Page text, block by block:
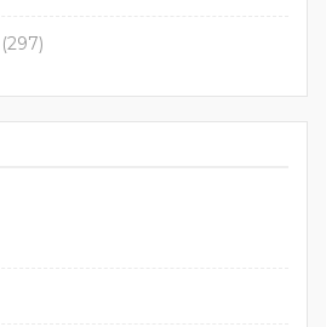
(297)